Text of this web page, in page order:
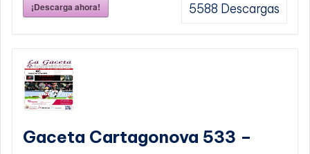
¡Descarga ahora! 5588 Descargas
Gaceta Cartagonova 533 –